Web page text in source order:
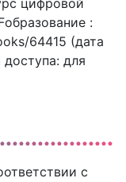
:
64415 (дата
для
с